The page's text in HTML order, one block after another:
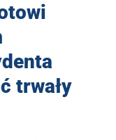
trwały